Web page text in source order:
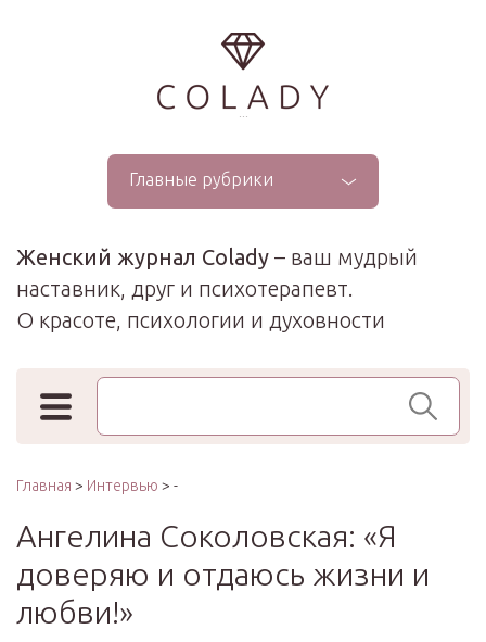
...
Главные рубрики
Женский журнал Colady – ваш мудрый
наставник, друг и психотерапевт.
О красоте, психологии и духовности
Поиск по сайту
Главная > Интервью > -
Ангелина Соколовская: «Я
доверяю и отдаюсь жизни и
любви!»